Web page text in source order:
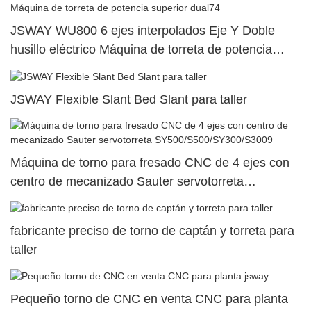
JSWAY WU800 6 ejes interpolados Eje Y Doble
husillo eléctrico Máquina de torreta de potencia
superior dual74
JSWAY Flexible Slant Bed Slant para taller
Máquina de torno para fresado CNC de 4 ejes con
centro de mecanizado Sauter servotorreta
SY500/S500/SY300/S3009
fabricante preciso de torno de captán y torreta para
taller
Pequeño torno de CNC en venta CNC para planta